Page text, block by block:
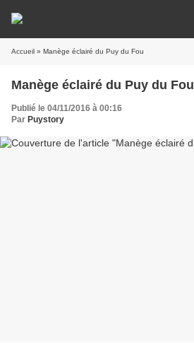
Accueil » Manège éclairé du Puy du Fou
Manège éclairé du Puy du Fou
Publié le 04/11/2016 à 00:16
Par Puystory